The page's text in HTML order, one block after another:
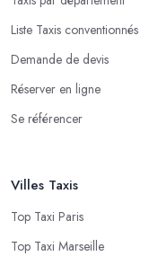
Liste Taxis conventionnés
Demande de devis
Réserver en ligne
Se référencer
Villes Taxis
Top Taxi Paris
Top Taxi Marseille